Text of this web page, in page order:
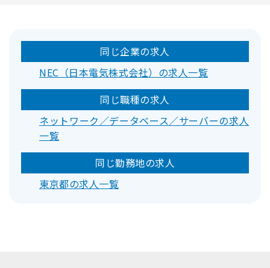
同じ企業の求人
NEC（日本電気株式会社）の求人一覧
同じ職種の求人
ネットワーク／データベース／サーバーの求人
一覧
同じ勤務地の求人
東京都の求人一覧